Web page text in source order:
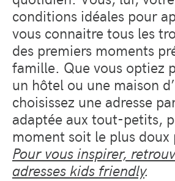
conditions idéales pour
vous connaitre tous les
des premiers moments
famille. Que vous optiez
un hôtel ou une maison
choisissez une adresse
adaptée aux tout-petits,
moment soit le plus doux
Pour vous inspirer,
adresses kids friendly.